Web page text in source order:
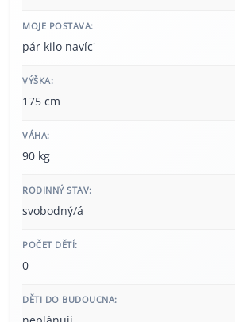
MOJE POSTAVA:
pár kilo navíc'
VÝŠKA:
175 cm
VÁHA:
90 kg
RODINNÝ STAV:
svobodný/á
POČET DĚTÍ:
0
DĚTI DO BUDOUCNA: